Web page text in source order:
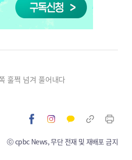
훌쩍 넘겨 풀어내다
ⓒ cpbc News, 무단 전재 및 재배포 금지